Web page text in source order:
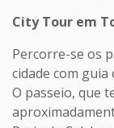
City Tour em
Percorre-se os
cidade com
O passeio, que